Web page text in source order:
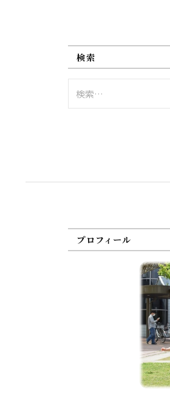
検索
索:
プロフィール